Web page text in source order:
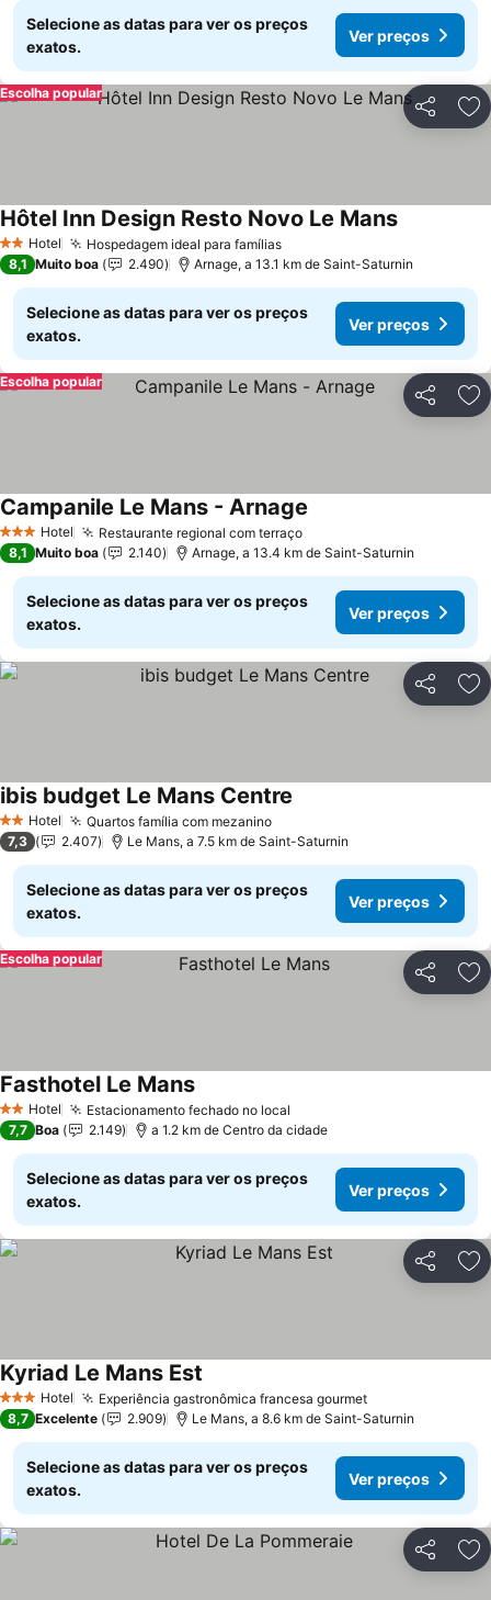
Selecione as datas para ver os preços
exatos.
Ver preços
Partilhar
Escolha popular
2 Estrelas
Hotel Hospedagem ideal para famíliasVer preços
Hôtel Inn Design Resto Novo Le MansVer preços
8,1 Muito boa 2.490 Arnage, a 13.1 km de Saint-Saturnin
Selecione as datas para ver os preços
exatos.
Ver preços
Partilhar
Escolha popular
3 EstrelasHotel Restaurante regional com terraçoVer preços
Campanile Le Mans - Arnage
8,1 Muito boa 2.140 Arnage, a 13.4 km de Saint-Saturnin
Selecione as datas para ver os preços
exatos.
Ver preços
Partilhar
2 Estrelas
Hotel Quartos família com mezaninoVer preços
ibis budget Le Mans Centre
7,3 2.407 Le Mans, a 7.5 km de Saint-Saturnin
Selecione as datas para ver os preços
exatos.
Ver preços
Partilhar
Escolha popular
2 Estrelas
Hotel Estacionamento fechado no local
Fasthotel Le MansVer preços
7,7 Boa 2.149 a 1.2 km de Centro da cidade
Selecione as datas para ver os preços
exatos.
Ver preços
Partilhar
3 EstrelasHotel Experiência gastronômica francesa gourmetVer preços
Kyriad Le Mans Est
8,7 Excelente 2.909 Le Mans, a 8.6 km de Saint-Saturnin
Selecione as datas para ver os preços
exatos.
Ver preços
Partilhar